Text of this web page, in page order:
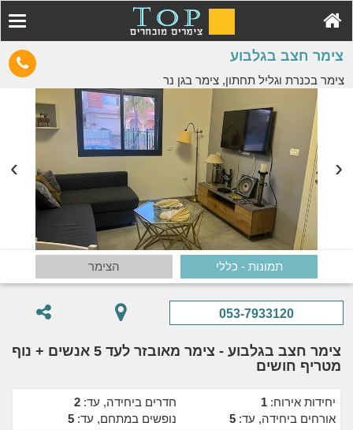
צימר חצב בגלבוע
צימר בכנרת וגליל תחתון, צימר בגן נר
תמונות - כללי הצימר
053-7933120
צימר חצב בגלבוע - צימר מאובזר לעד 5 אנשים + נוף
מטריף חושים
יחידות אירוח: 1 חדרים ביחידה, עד: 2
אורחים ביחידה, עד: 5 נופשים במתחם, עד: 5